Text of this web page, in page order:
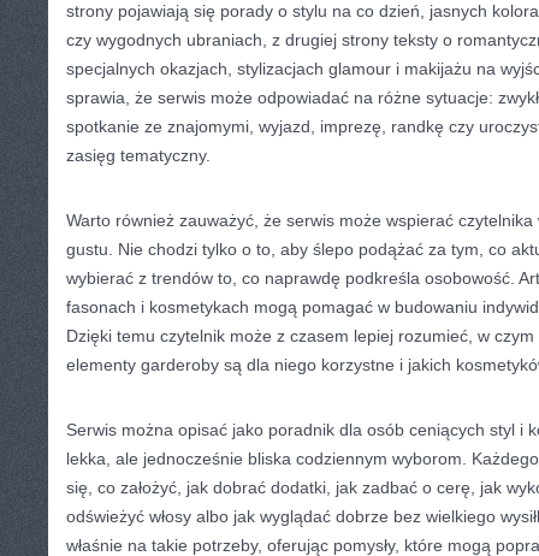
strony pojawiają się porady o stylu na co dzień, jasnych
czy wygodnych ubraniach, z drugiej strony teksty o
specjalnych okazjach, stylizacjach glamour i makijażu na
sprawia, że serwis może odpowiadać na różne sytuacje:
spotkanie ze znajomymi, wyjazd, imprezę, randkę czy
zasięg tematyczny.
Warto również zauważyć, że serwis może wspierać czytelnika
gustu. Nie chodzi tylko o to, aby ślepo podążać za tym, co
wybierać z trendów to, co naprawdę podkreśla osobowość.
fasonach i kosmetykach mogą pomagać w budowaniu
Dzięki temu czytelnik może z czasem lepiej rozumieć, w
elementy garderoby są dla niego korzystne i jakich
Serwis można opisać jako poradnik dla osób ceniących styl i
lekka, ale jednocześnie bliska codziennym wyborom.
się, co założyć, jak dobrać dodatki, jak zadbać o cerę, jak
odświeżyć włosy albo jak wyglądać dobrze bez wielkiego
właśnie na takie potrzeby, oferując pomysły, które mogą